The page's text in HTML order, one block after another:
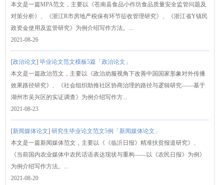
本文是一篇MPA范文，主要以《苍南县食品小作坊食品质量安全监管问题及
对策分析》、《浙江R市房地产税保有环节征收管理研究》、《浙江省Y镇民
政资金使用及监管研究》为例介绍写作方法。...
2021-08-26
[政治论文]毕业论文范文模板5篇「政治论文」
本文是一篇政治范文，主要以《政治劝服视角下改善中国国家形象对外传播
效果路径研究》、《社会组织助推社区协商治理的路径与逻辑研究——基于
湖州市吴兴区的实证调查》为例介绍写作方...
2021-08-23
[新闻媒体论文]研究生毕业论文范文5例「新闻媒体论文」
本文是一篇新闻媒体范文，主要以《《临沂日报》精准扶贫报道研究》、
《当前国内农业媒体中农民话语表达现状与重构——以《农民日报》为例》
为例介绍写作方法。...
2021-08-20